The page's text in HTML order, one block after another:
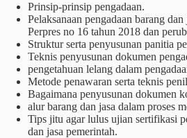
Prinsip-prinsip pengadaan.
Pelaksanaan pengadaan barang
Perpres no 16 tahun 2018 dan
Struktur serta penyusunan panitia
Teknis penyusunan dokumen
pengetahuan lelang dalam
Metode penawaran serta teknis
Bagaimana penyusunan dokumen
alur barang dan jasa dalam proses
Tips jitu agar lulus ujian sertifikasi
dan jasa pemerintah.